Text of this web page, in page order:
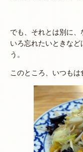
でも、それとは別に
いろ忘れたいときな
う。
このところ、いつもは